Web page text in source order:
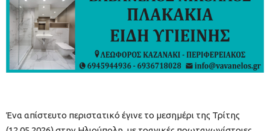
Ένα απίστευτο περιστατικό έγινε το μεσημέρι της Τρίτης